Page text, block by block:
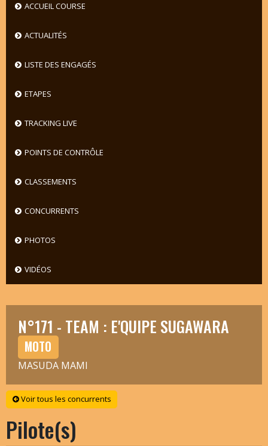
ACCUEIL COURSE
ACTUALITÉS
LISTE DES ENGAGÉS
ETAPES
TRACKING LIVE
POINTS DE CONTRÔLE
CLASSEMENTS
CONCURRENTS
PHOTOS
VIDÉOS
N°171 - TEAM : E'QUIPE SUGAWARA
MOTO
MASUDA MAMI
Voir tous les concurrents
Pilote(s)